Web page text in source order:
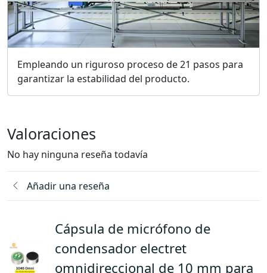
Empleando un riguroso proceso de 21 pasos para
garantizar la estabilidad del producto.
Valoraciones
No hay ninguna reseña todavía
Añadir una reseña
Cápsula de micrófono de
condensador electret
omnidireccional de 10 mm para